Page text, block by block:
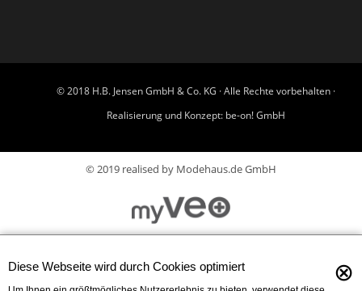
© 2018 H.B. Jensen GmbH & Co. KG · Alle Rechte vorbehalten ·
Realisierung und Konzept: be-on! GmbH
© 2019 realised by Modehaus.de GmbH
Diese Webseite wird durch Cookies optimiert ⊗